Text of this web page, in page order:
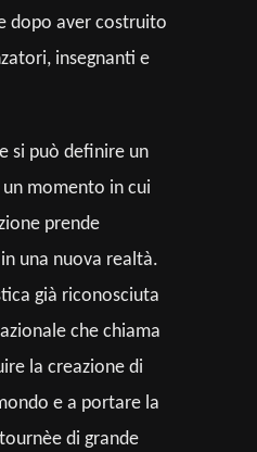
dopo aver costruito
insegnanti e
si può definire un
momento in cui
prende
una nuova realtà.
già riconosciuta
che chiama
la creazione di
e a portare la
di grande